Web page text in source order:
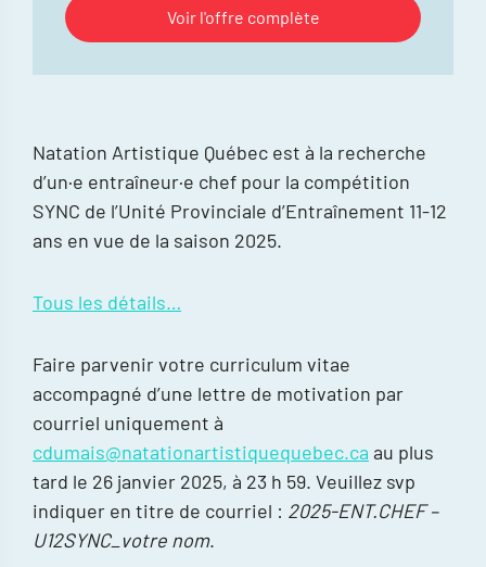
Natation Artistique Québec est à la recherche
d’un·e entraîneur·e chef pour la compétition
SYNC de l’Unité Provinciale d’Entraînement 11-12
ans en vue de la saison 2025.
Tous les détails…
Faire parvenir votre curriculum vitae
accompagné d’une lettre de motivation par
courriel uniquement à
cdumais@natationartistiquequebec.ca au plus
tard le 26 janvier 2025, à 23 h 59. Veuillez svp
indiquer en titre de courriel : 2025-ENT.CHEF –
U12SYNC_votre nom.
Voir l'offre complète